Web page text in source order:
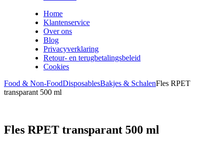
Home
Klantenservice
Over ons
Blog
Privacyverklaring
Retour- en terugbetalingsbeleid
Cookies
Food & Non-FoodDisposablesBakjes & SchalenFles RPET
transparant 500 ml
Fles RPET transparant 500 ml